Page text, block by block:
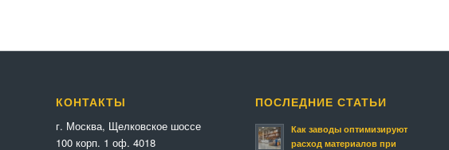
КОНТАКТЫ
г. Москва, Щелковское шоссе
100 корп. 1 оф. 4018
ПОСЛЕДНИЕ СТАТЬИ
Как заводы оптимизируют
расход материалов при